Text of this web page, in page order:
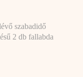
szabadidő
2 db fallabda